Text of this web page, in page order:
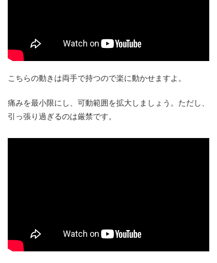
こちらの動きは両手で持つので楽に動かせますよ。
痛みを最小限にし、可動範囲を拡大しましょう。ただし、
引っ張り過ぎるのは厳禁です。